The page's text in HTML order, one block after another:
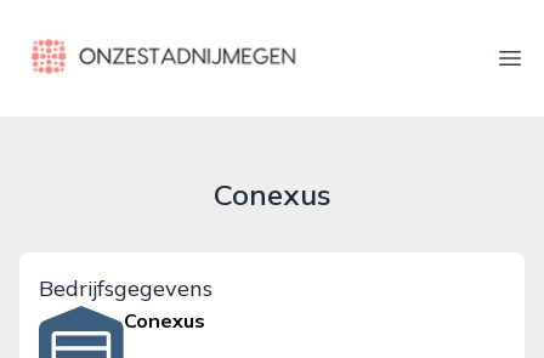
onzestadnijmegen.nl
Conexus
Bedrijfsgegevens
Conexus